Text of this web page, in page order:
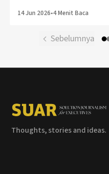
14 Jun 2026•4 Menit Baca
Sebelumnya
Thoughts, stories and ideas.